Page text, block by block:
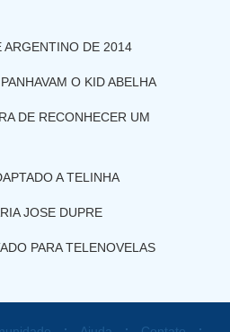
ARGENTINO DE 2014
O KID ABELHA
DE RECONHECER UM
A TELINHA
JOSE DUPRE
PARA TELENOVELAS